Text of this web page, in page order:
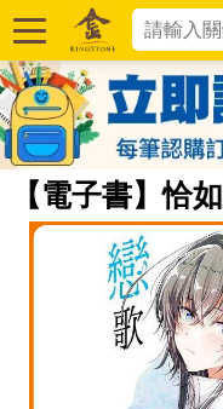
【電子書】恰